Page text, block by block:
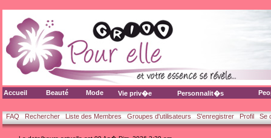
Accueil Beauté Mode Vie priv�e Personnalit�s
FAQ Rechercher Liste des Membres Groupes d'utilisateurs S'enregistrer Profil Se